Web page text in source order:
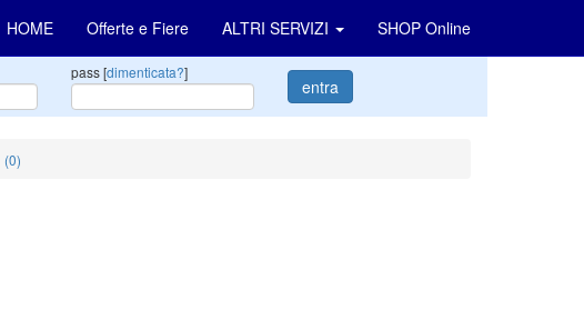
HOME Offerte e Fiere ALTRI SERVIZI SHOP Online
pass [dimenticata?]
entra
(0)